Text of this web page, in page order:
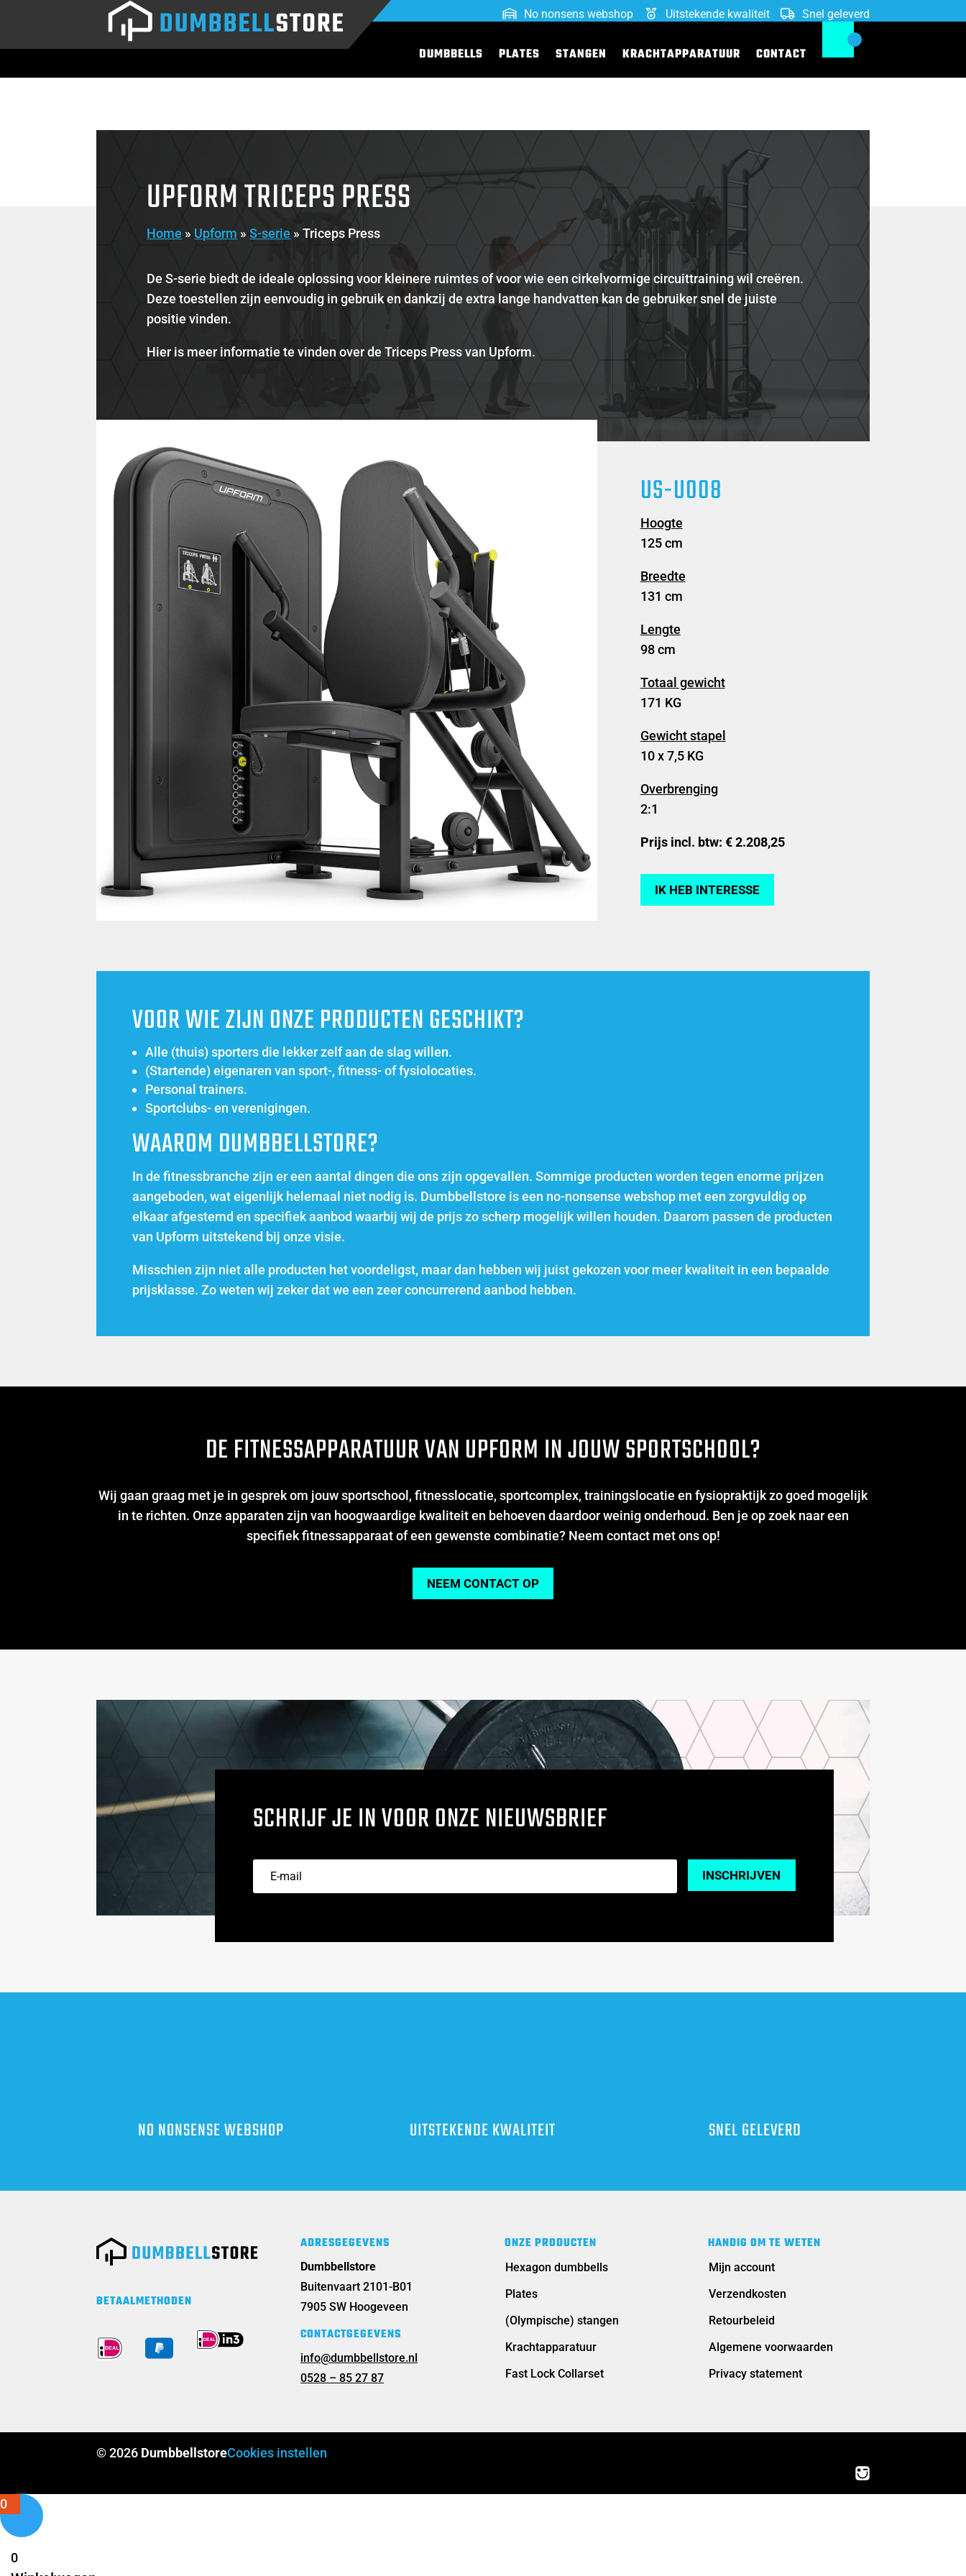
No nonsens webshop Uitstekende kwaliteit Snel geleverd
DUMBBELLS PLATES STANGEN KRACHTAPPARATUUR CONTACT
UPFORM TRICEPS PRESS
Home » Upform »S-serie »Triceps Press
De S-serie biedt de ideale oplossing voor kleinere ruimtes of voor wie een cirkelvormige circuittraining wil creëren.
Deze toestellen zijn eenvoudig in gebruik en dankzij de extra lange handvatten kan de gebruiker snel de juiste
positie vinden.
Hier is meer informatie te vinden over de Triceps Press van Upform.
US-U008
Hoogte
125 cm
Breedte
131 cm
Lengte
98 cm
Totaal gewicht
171 KG
Gewicht stapel
10 x 7,5 KG
Overbrenging
2:1
Prijs incl. btw: € 2.208,25
IK HEB INTERESSE
VOOR WIE ZIJN ONZE PRODUCTEN GESCHIKT?
Alle (thuis) sporters die lekker zelf aan de slag willen.
(Startende) eigenaren van sport-, fitness- of fysiolocaties.
Personal trainers.
Sportclubs- en verenigingen.
WAAROM DUMBBELLSTORE?
In de fitnessbranche zijn er een aantal dingen die ons zijn opgevallen. Sommige producten worden tegen enorme prijzen
aangeboden, wat eigenlijk helemaal niet nodig is. Dumbbellstore is een no-nonsense webshop met een zorgvuldig op
elkaar afgestemd en specifiek aanbod waarbij wij de prijs zo scherp mogelijk willen houden. Daarom passen de producten
van Upform uitstekend bij onze visie.
Misschien zijn niet alle producten het voordeligst, maar dan hebben wij juist gekozen voor meer kwaliteit in een bepaalde
prijsklasse. Zo weten wij zeker dat we een zeer concurrerend aanbod hebben.
DE FITNESSAPPARATUUR VAN UPFORM IN JOUW SPORTSCHOOL?
Wij gaan graag met je in gesprek om jouw sportschool, fitnesslocatie, sportcomplex, trainingslocatie en fysiopraktijk zo goed mogelijk
in te richten. Onze apparaten zijn van hoogwaardige kwaliteit en behoeven daardoor weinig onderhoud. Ben je op zoek naar een
specifiek fitnessapparaat of een gewenste combinatie? Neem contact met ons op!
NEEM CONTACT OP
SCHRIJF JE IN VOOR ONZE NIEUWSBRIEF
INSCHRIJVEN
NO NONSENSE WEBSHOP UITSTEKENDE KWALITEIT SNEL GELEVERD
BETAALMETHODEN
ADRESGEGEVENS
Dumbbellstore
Buitenvaart 2101-B01
7905 SW Hoogeveen
CONTACTGEGEVENS
info@dumbbellstore.nl
0528 – 85 27 87
ONZE PRODUCTEN
Hexagon dumbbells
Plates
(Olympische) stangen
Krachtapparatuur
Fast Lock Collarset
HANDIG OM TE WETEN
Mijn account
Verzendkosten
Retourbeleid
Algemene voorwaarden
Privacy statement
© 2026 DumbbellstoreCookies instellen
0
0